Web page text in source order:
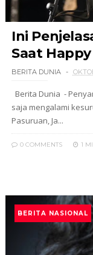
Ini
Saat
BERITA DUNIA
Berita Dunia -
saja mengalami
Pasuruan, Ja...
0 COMMENTS 1
BERITA NASIONAL